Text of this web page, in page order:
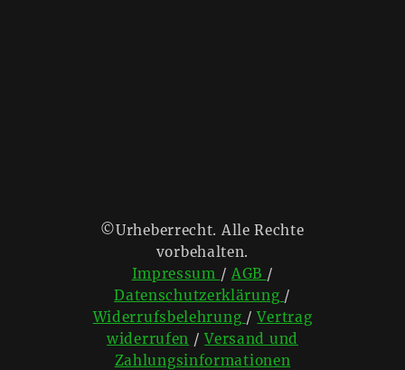
©Urheberrecht. Alle Rechte
vorbehalten.
Impressum / AGB /
Datenschutzerklärung /
Widerrufsbelehrung /Vertrag
widerrufen /Versand und
Zahlungsinformationen